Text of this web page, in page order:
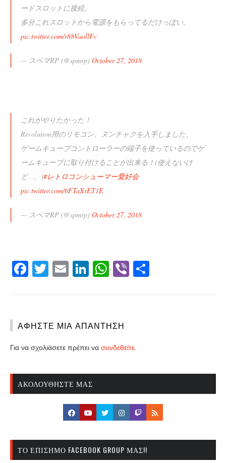
ードスロットに接続。
多分これスロットから電源をもらってるだけっぽい。
pic.twitter.com/r88VaollFv
— スペマRP (@spmrp) October 27, 2018
これがやりたかった！
Revolution用のリモコン、ヌンチャクを入手しました。
ゲームキューブコントローラーの端子を使っているのでゲ
ームキューブに取り付けることが出来る！(使えないけ
ど…。)#レトロコンシューマー愛好会
pic.twitter.com/6FTaXrET1E
— スペマRP (@spmrp) October 27, 2018
Facebook
Twitter
EmailLinkedIn
WhatsApp
Viber
ΑΦΉΣΤΕ ΜΙΑ ΑΠΆΝΤΗΣΗ
Για να σχολιάσετε πρέπει να συνδεθείτε
ΑΚΟΛΟΥΘΉΣΤΕ ΜΑΣ
ΤΟ ΕΠΊΣΗΜΟ FACEBOOK GROUP ΜΑΣ!!